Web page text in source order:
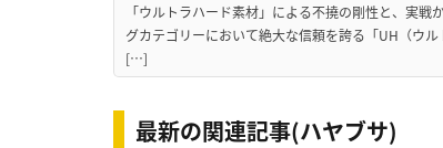
「ウルトラハード素材」による不撓の剛性と、実
グカテゴリーにおいて絶大な信頼を誇る「UH（ウ
[…]
最新の関連記事(ハヤブサ)